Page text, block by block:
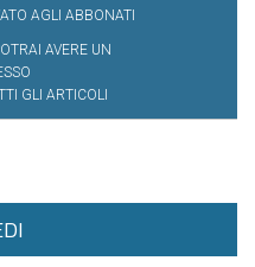
AGLI ABBONATI
AVERE UN
GLI ARTICOLI